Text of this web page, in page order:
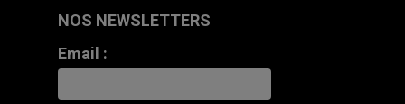
NOS NEWSLETTERS
Email :